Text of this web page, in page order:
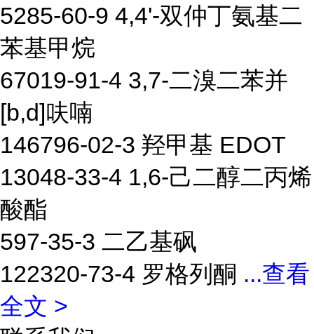
5285-60-9 4,4'-双仲丁氨基二
苯基甲烷
67019-91-4 3,7-二溴二苯并
[b,d]呋喃
146796-02-3 羟甲基 EDOT
13048-33-4 1,6-己二醇二丙烯
酸酯
597-35-3 二乙基砜
122320-73-4 罗格列酮 ...查看
全文 >